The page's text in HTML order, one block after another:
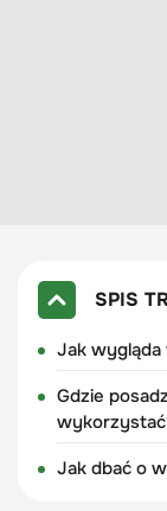
SPIS
Jak
Gdzie
Jak dbać o